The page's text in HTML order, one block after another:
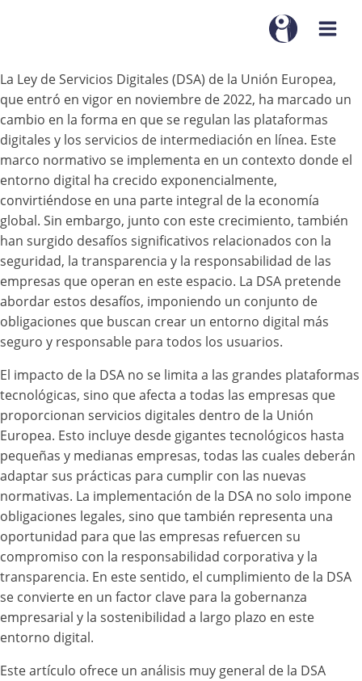
La Ley de Servicios Digitales (DSA) de la Unión Europea,
que entró en vigor en noviembre de 2022, ha marcado un
cambio en la forma en que se regulan las plataformas
digitales y los servicios de intermediación en línea. Este
marco normativo se implementa en un contexto donde el
entorno digital ha crecido exponencialmente,
convirtiéndose en una parte integral de la economía
global. Sin embargo, junto con este crecimiento, también
han surgido desafíos significativos relacionados con la
seguridad, la transparencia y la responsabilidad de las
empresas que operan en este espacio. La DSA pretende
abordar estos desafíos, imponiendo un conjunto de
obligaciones que buscan crear un entorno digital más
seguro y responsable para todos los usuarios.
El impacto de la DSA no se limita a las grandes plataformas
tecnológicas, sino que afecta a todas las empresas que
proporcionan servicios digitales dentro de la Unión
Europea. Esto incluye desde gigantes tecnológicos hasta
pequeñas y medianas empresas, todas las cuales deberán
adaptar sus prácticas para cumplir con las nuevas
normativas. La implementación de la DSA no solo impone
obligaciones legales, sino que también representa una
oportunidad para que las empresas refuercen su
compromiso con la responsabilidad corporativa y la
transparencia. En este sentido, el cumplimiento de la DSA
se convierte en un factor clave para la gobernanza
empresarial y la sostenibilidad a largo plazo en este
entorno digital.
Este artículo ofrece un análisis muy general de la DSA